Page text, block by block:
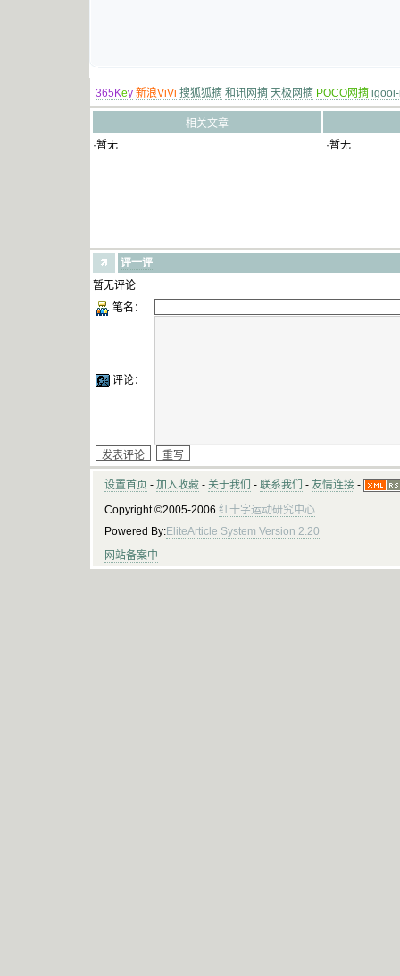
365Key 新浪ViVi 搜狐狐摘 和讯网摘 天极网摘 POCO网摘
相关文章
·暂无
·暂无
评一评
暂无评论
笔名：
评论：
设置首页 - 加入收藏 - 关于我们 - 联系我们 - 友情连接 -
Copyright ©2005-2006 红十字运动研究中心
Powered By:EliteArticle System Version 2.20
网站备案中